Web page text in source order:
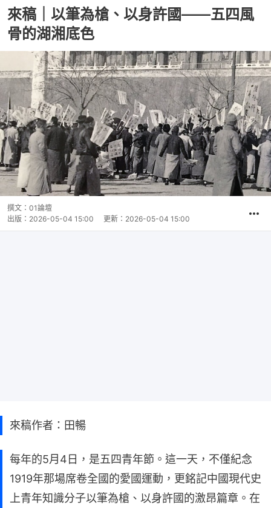
來稿｜以筆為槍、以身許國——五四風
骨的湖湘底色
撰文： 01論壇
出版： 2026-05-04 15:00 更新： 2026-05-04 15:00
來稿作者：田暢
每年的5月4日，是五四青年節。這一天，不僅紀念
1919年那場席卷全國的愛國運動，更銘記中國現代史
上青年知識分子以筆為槍、以身許國的激昂篇章。在